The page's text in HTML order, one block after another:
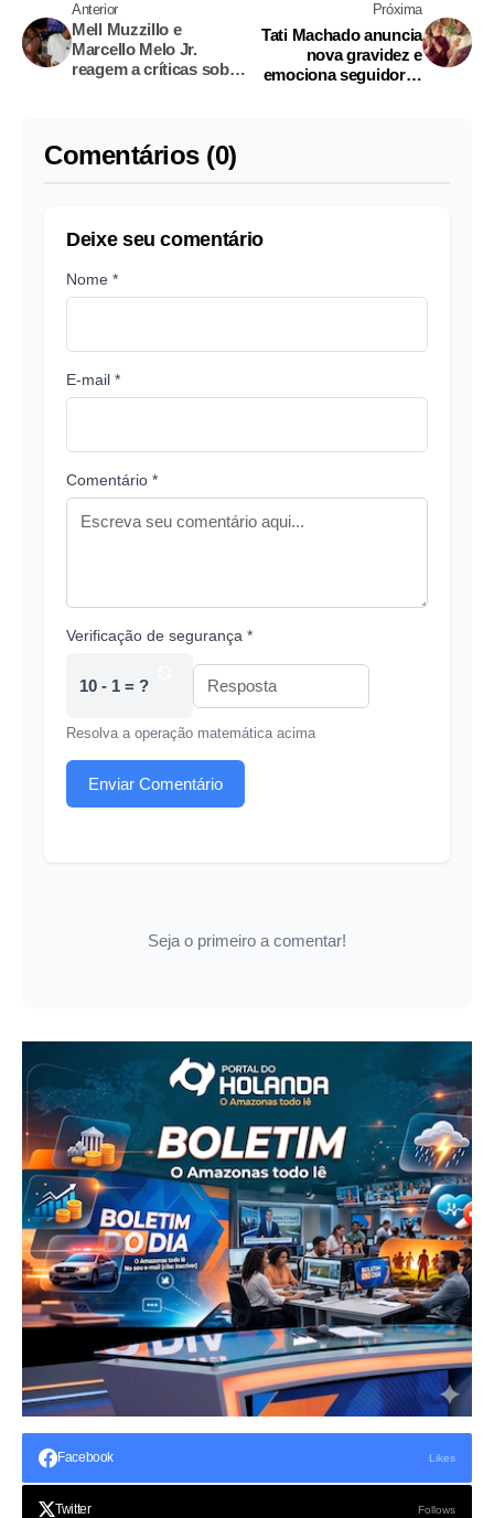
Anterior
Mell Muzzillo e
Marcello Melo Jr.
reagem a críticas sobre
Próxima
Tati Machado anuncia
nova gravidez e
emociona seguidores
Comentários (0)
Deixe seu comentário
Nome *
E-mail *
Comentário *
Verificação de segurança *
10 - 1 = ?
Resolva a operação matemática acima
Enviar Comentário
Seja o primeiro a comentar!
Facebook Likes
Twitter Follows